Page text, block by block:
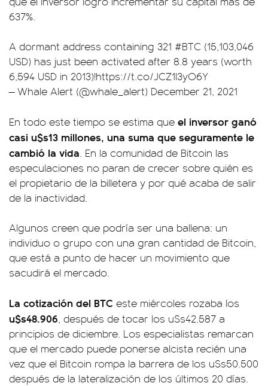
637%.
A dormant address containing 321 #BTC (15,103,046
USD) has just been activated after 8.8 years (worth
6,594 USD in 2013)!https://t.co/JCZ1I3yO6Y
— Whale Alert (@whale_alert) December 21, 2021
En todo este tiempo se estima que el inversor ganó
casi u$s13 millones, una suma que seguramente le
cambió la vida. En la comunidad de Bitcoin las
especulaciones no paran de crecer sobre quién es
el propietario de la billetera y por qué acaba de salir
de la inactividad.
Algunos creen que podría ser una ballena: un
individuo o grupo con una gran cantidad de Bitcoin,
que está a punto de hacer un movimiento que
sacudirá el mercado.
La cotización del BTC este miércoles rozaba los
u$s48.906, después de tocar los u$s42.587 a
principios de diciembre. Los especialistas remarcan
que el mercado puede ponerse alcista recién una
vez que el Bitcoin rompa la barrera de los u$s50.500
después de la lateralización de los últimos 20 días.